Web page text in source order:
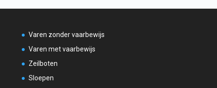
Varen zonder vaarbewijs
Varen met vaarbewijs
Zeilboten
Sloepen